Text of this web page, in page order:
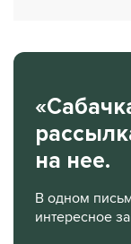
на нее.
В одном
интересное